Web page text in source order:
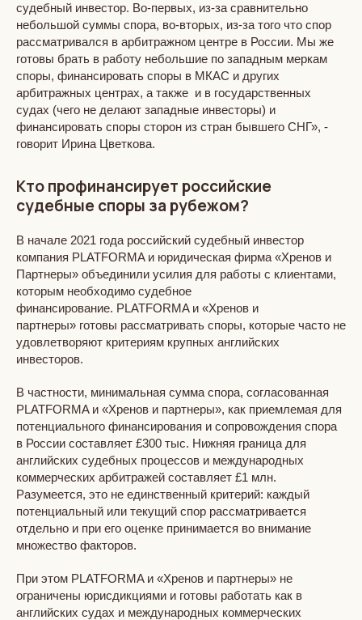
судебный инвестор. Во-первых, из-за сравнительно
небольшой суммы спора, во-вторых, из-за того что спор
рассматривался в арбитражном центре в России. Мы же
готовы брать в работу небольшие по западным меркам
споры, финансировать споры в МКАС и других
арбитражных центрах, а также и в государственных
судах (чего не делают западные инвесторы) и
финансировать споры сторон из стран бывшего СНГ», -
говорит Ирина Цветкова.
Кто профинансирует российские
судебные споры за рубежом?
В начале 2021 года российский судебный инвестор
компания PLATFORMA и юридическая фирма «Хренов и
Партнеры» объединили усилия для работы с клиентами,
которым необходимо судебное
финансирование. PLATFORMA и «Хренов и
партнеры» готовы рассматривать споры, которые часто не
удовлетворяют критериям крупных английских
инвесторов.
В частности, минимальная сумма спора, согласованная
PLATFORMA и «Хренов и партнеры», как приемлемая для
потенциального финансирования и сопровождения спора
в России составляет £300 тыс. Нижняя граница для
английских судебных процессов и международных
коммерческих арбитражей составляет £1 млн.
Разумеется, это не единственный критерий: каждый
потенциальный или текущий спор рассматривается
отдельно и при его оценке принимается во внимание
множество факторов.
При этом PLATFORMA и «Хренов и партнеры» не
ограничены юрисдикциями и готовы работать как в
английских судах и международных коммерческих